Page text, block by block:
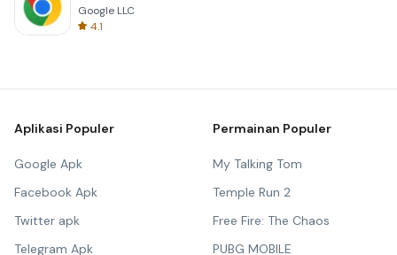
Google LLC
4.1
Aplikasi Populer
Google Apk
Facebook Apk
Twitter apk
Telegram Apk
Permainan Populer
My Talking Tom
Temple Run 2
Free Fire: The Chaos
PUBG MOBILE